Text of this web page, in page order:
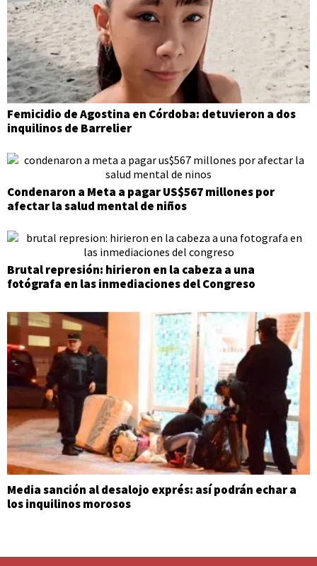
Femicidio de Agostina en Córdoba: detuvieron a dos
inquilinos de Barrelier
Condenaron a Meta a pagar US$567 millones por
afectar la salud mental de niños
Brutal represión: hirieron en la cabeza a una
fotógrafa en las inmediaciones del Congreso
Media sanción al desalojo exprés: así podrán echar a
los inquilinos morosos